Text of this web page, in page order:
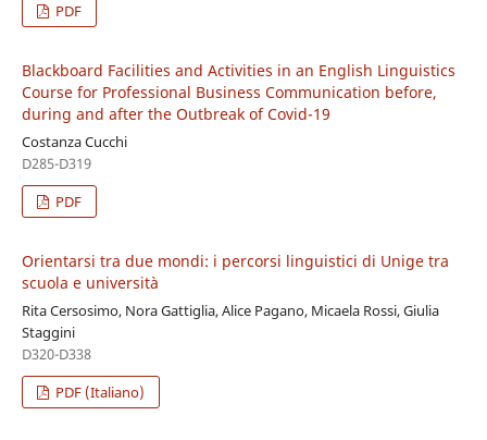
PDF
Blackboard Facilities and Activities in an English Linguistics
Course for Professional Business Communication before,
during and after the Outbreak of Covid-19
Costanza Cucchi
D285-D319
PDF
Orientarsi tra due mondi: i percorsi linguistici di Unige tra
scuola e università
Rita Cersosimo, Nora Gattiglia, Alice Pagano, Micaela Rossi, Giulia
Staggini
D320-D338
PDF (Italiano)